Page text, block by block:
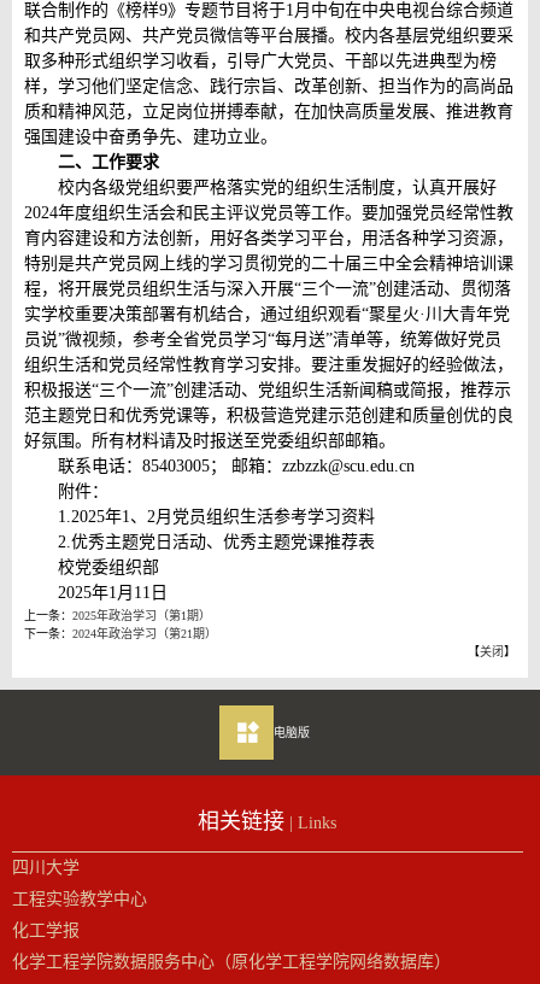
联合制作的《榜样9》专题节目将于1月中旬在中央电视台综合频道
和共产党员网、共产党员微信等平台展播。校内各基层党组织要采
取多种形式组织学习收看，引导广大党员、干部以先进典型为榜
样，学习他们坚定信念、践行宗旨、改革创新、担当作为的高尚品
质和精神风范，立足岗位拼搏奉献，在加快高质量发展、推进教育
强国建设中奋勇争先、建功立业。
二、工作要求
校内各级党组织要严格落实党的组织生活制度，认真开展好
2024年度组织生活会和民主评议党员等工作。要加强党员经常性教
育内容建设和方法创新，用好各类学习平台，用活各种学习资源，
特别是共产党员网上线的学习贯彻党的二十届三中全会精神培训课
程，将开展党员组织生活与深入开展“三个一流”创建活动、贯彻落
实学校重要决策部署有机结合，通过组织观看“聚星火·川大青年党
员说”微视频，参考全省党员学习“每月送”清单等，统筹做好党员
组织生活和党员经常性教育学习安排。要注重发掘好的经验做法，
积极报送“三个一流”创建活动、党组织生活新闻稿或简报，推荐示
范主题党日和优秀党课等，积极营造党建示范创建和质量创优的良
好氛围。所有材料请及时报送至党委组织部邮箱。
联系电话：85403005； 邮箱：zzbzzk@scu.edu.cn
附件：
1.2025年1、2月党员组织生活参考学习资料
2.优秀主题党日活动、优秀主题党课推荐表
校党委组织部
2025年1月11日
上一条： 2025年政治学习（第1期）
下一条： 2024年政治学习（第21期）
【关闭】
电脑版
相关链接 | Links
四川大学
工程实验教学中心
化工学报
化学工程学院数据服务中心（原化学工程学院网络数据库）